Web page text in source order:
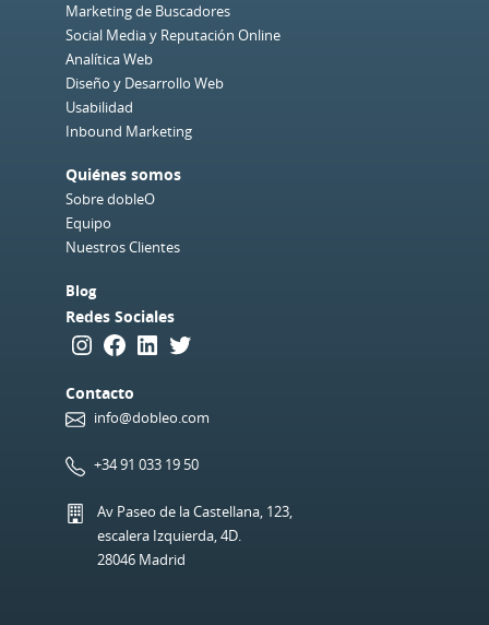
Marketing de Buscadores
Social Media y Reputación Online
Analítica Web
Diseño y Desarrollo Web
Usabilidad
Inbound Marketing
Quiénes somos
Sobre dobleO
Equipo
Nuestros Clientes
Blog
Redes Sociales
Instagram Facebook LinkedIn Twitter
Contacto
info@dobleo.com
+34 91 033 19 50
Av Paseo de la Castellana, 123,
escalera Izquierda, 4D.
28046 Madrid